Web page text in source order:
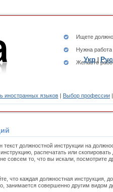
Ищете
Нужна
Желаете
иностранных языков | Выбор профессии
Укр| Рус
текст должностной инструкции на
распечатать или
совсем то, что вы искали, посмотрите
что каждая должностная инструкция,
занимается совершенно другим видом